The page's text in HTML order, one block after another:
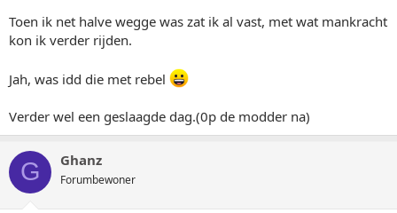
Toen ik net halve wegge was zat ik al vast, met wat mankracht
kon ik verder rijden.
Jah, was idd die met rebel
Verder wel een geslaagde dag.(0p de modder na)
G Ghanz
Forumbewoner